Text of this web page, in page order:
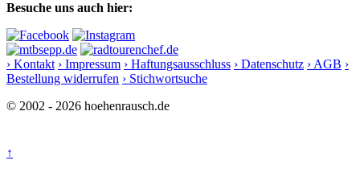
Besuche uns auch hier:
› Kontakt › Impressum › Haftungsausschluss › Datenschutz › AGB ›
Bestellung widerrufen › Stichwortsuche
© 2002 - 2026 hoehenrausch.de
↑